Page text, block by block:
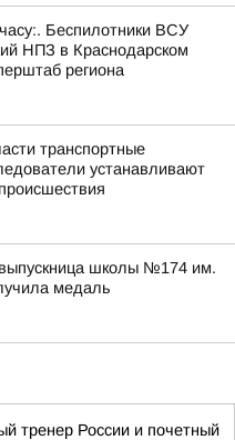
Беспилотники ВСУ
НПЗ в Краснодарском
региона
транспортные
устанавливают
школы №174 им.
медаль
тренер России и почетный